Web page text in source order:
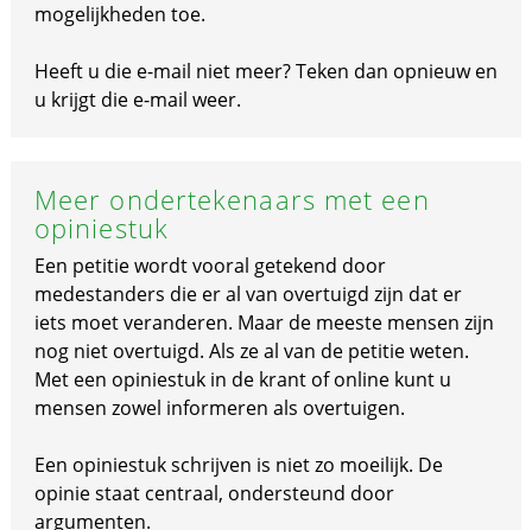
mogelijkheden toe.
Heeft u die e-mail niet meer? Teken dan opnieuw en
u krijgt die e-mail weer.
Meer ondertekenaars met een
opiniestuk
Een petitie wordt vooral getekend door
medestanders die er al van overtuigd zijn dat er
iets moet veranderen. Maar de meeste mensen zijn
nog niet overtuigd. Als ze al van de petitie weten.
Met een opiniestuk in de krant of online kunt u
mensen zowel informeren als overtuigen.
Een opiniestuk schrijven is niet zo moeilijk. De
opinie staat centraal, ondersteund door
argumenten.